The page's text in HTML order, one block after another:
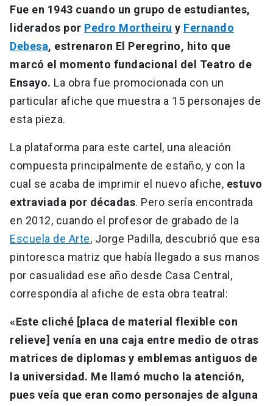
Fue en 1943 cuando un grupo de estudiantes,
liderados por Pedro Mortheiru y Fernando
Debesa, estrenaron El Peregrino, hito que
marcó el momento fundacional del Teatro de
Ensayo. La obra fue promocionada con un
particular afiche que muestra a 15 personajes de
esta pieza.
La plataforma para este cartel, una aleación
compuesta principalmente de estaño, y con la
cual se acaba de imprimir el nuevo afiche, estuvo
extraviada por décadas. Pero sería encontrada
en 2012, cuando el profesor de grabado de la
Escuela de Arte, Jorge Padilla, descubrió que esa
pintoresca matriz que había llegado a sus manos
por casualidad ese año desde Casa Central,
correspondía al afiche de esta obra teatral:
«Este cliché [placa de material flexible con
relieve] venía en una caja entre medio de otras
matrices de diplomas y emblemas antiguos de
la universidad. Me llamó mucho la atención,
pues veía que eran como personajes de alguna